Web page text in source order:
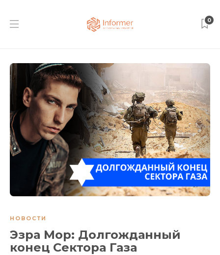
0
НОВОСТИ
Эзра Мор: Долгожданный
конец Сектора Газа